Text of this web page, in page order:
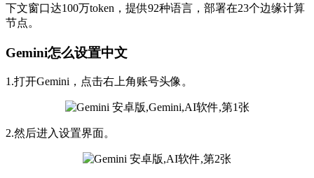
下文窗口达100万token，提供92种语言，部署在23个边缘计算
节点。
Gemini怎么设置中文
1.打开Gemini，点击右上角账号头像。
2.然后进入设置界面。